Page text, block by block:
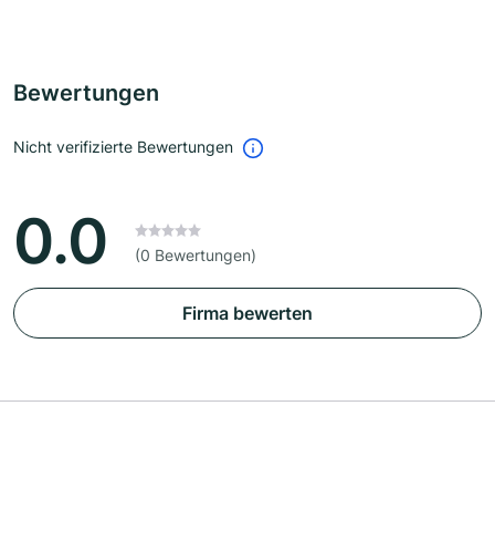
Bewertungen
Nicht verifizierte Bewertungen
0.0 (0 Bewertungen)
Firma bewerten